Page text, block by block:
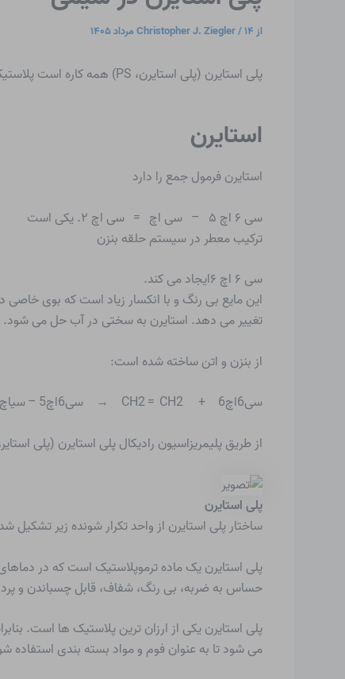
از Christopher J. Ziegler/۱۴ مرداد ۱۴۰۵
پلی استایرن (پلی استایرن، PS) همه کاره است
استایرن
استایرنفرمول جمع را دارد
سی ۶ اچ ۵ – سی اچ = سی اچ ۲. یکی است
ترکیب معطر در سیستم حلقه بنزن
سی ۶ اچ ۶ایجاد می کند.
این مایع بی رنگ و با انکسار زیاد است که بوی
تغییر می دهد. استایرن به سختی در آب حل می شود.
از بنزن و اتن ساخته شده است:
سی6اچ6 + CH2 = CH2 → سی6اچ5 – سیاچ = سیاچ2 + اچ2
از طریقپلیمریزاسیون رادیکالپلی استایرن (پلی
پلی استایرن
ساختار پلی استایرن از واحد تکرار شونده زیر تشکیل
پلی استایرنیک ماده ترموپلاستیک است که در
حساس به ضربه، بی رنگ، شفاف، قابل چسباندن و
پلی استایرن یکی از ارزان ترین پلاستیک ها است.
می شود تا به عنوان فوم و مواد بسته بندی استفاده